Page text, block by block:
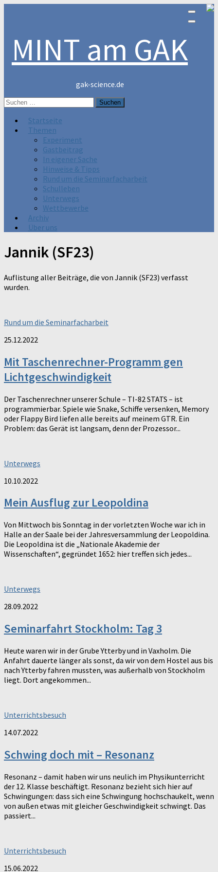
MINT am GAK
gak-science.de
Suchen
nach:
Startseite
Themen
Experiment
Gastbeitrag
In eigener Sache
Hinweise & Tipps
Rund um die Seminarfacharbeit
Schulleben
Unterwegs
Wettbewerbe
Archiv
Über uns
Jannik (SF23)
Auflistung aller Beiträge, die von Jannik (SF23) verfasst
wurden.
Rund um die Seminarfacharbeit
25.12.2022
Mit Taschenrechner-Programm gen
Lichtgeschwindigkeit
Der Taschenrechner unserer Schule – TI-82 STATS – ist
programmierbar. Spiele wie Snake, Schiffe versenken, Memory
oder Flappy Bird liefen alle bereits auf meinem GTR. Ein
Problem: das Gerät ist langsam, denn der Prozessor...
Unterwegs
10.10.2022
Mein Ausflug zur Leopoldina
Von Mittwoch bis Sonntag in der vorletzten Woche war ich in
Halle an der Saale bei der Jahresversammlung der Leopoldina.
Die Leopoldina ist die „Nationale Akademie der
Wissenschaften“, gegründet 1652: hier treffen sich jedes...
Unterwegs
28.09.2022
Seminarfahrt Stockholm: Tag 3
Heute waren wir in der Grube Ytterby und in Vaxholm. Die
Anfahrt dauerte länger als sonst, da wir von dem Hostel aus bis
nach Ytterby fahren mussten, was außerhalb von Stockholm
liegt. Dort angekommen...
Unterrichtsbesuch
14.07.2022
Schwing doch mit – Resonanz
Resonanz – damit haben wir uns neulich im Physikunterricht
der 12. Klasse beschäftigt. Resonanz bezieht sich hier auf
Schwingungen: dass sich eine Schwingung hochschaukelt, wenn
von außen etwas mit gleicher Geschwindigkeit schwingt. Das
passiert...
Unterrichtsbesuch
15.06.2022